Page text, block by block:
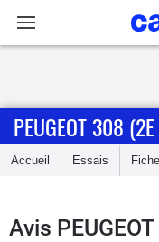
Accueil
Essais
PEUGEOT 308
Accueil Essais
Avis